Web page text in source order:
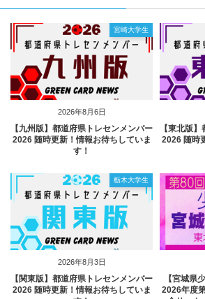
2026年8月6日
宮崎大学生
【九州版】都道府県トレセンメンバー
2026 随時更新！情報お待ちしていま
す！
【東北版
2026 随時
2026年8月3日
栃木大学生
【関東版】都道府県トレセンメンバー
2026 随時更新！情報お待ちしていま
【宮城県
2026年度